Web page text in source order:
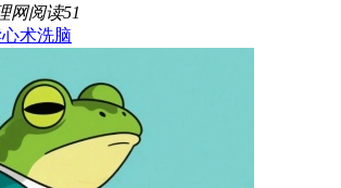
网阅读51
术洗脑